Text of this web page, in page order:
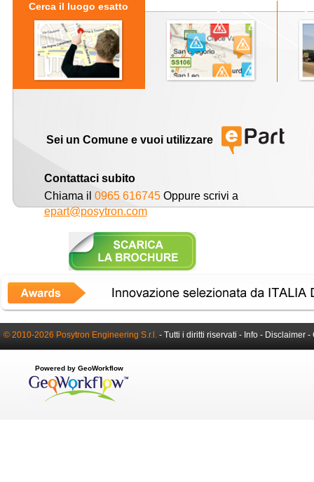
Cerca il luogo esatto
Sei un Comune e vuoi utilizzare
Contattaci subito
Chiama il 0965 616745Oppure scrivi a
epart@posytron.com
© 2010-2026 Posytron Engineering S.r.l. - Tutti i diritti riservati - Info - Disclaimer -
Powered by GeoWorkflow